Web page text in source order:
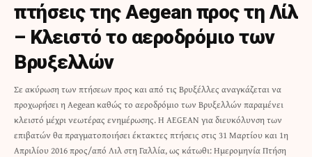
πτήσεις της Aegean προς τη Λίλ
– Κλειστό το αεροδρόμιο των
Βρυξελλών
Σε ακύρωση των πτήσεων προς και από τις Βρυξέλλες αναγκάζεται να
προχωρήσει η Aegean καθώς το αεροδρόμιο των Βρυξελλών παραμένει
κλειστό μέχρι νεωτέρας ενημέρωσης. Η AEGEAN για διευκόλυνση των
επιβατών θα πραγματοποιήσει έκτακτες πτήσεις στις 31 Μαρτίου και 1η
Απριλίου 2016 προς/από Λιλ στη Γαλλία, ως κάτωθι: Ημερομηνία Πτήση